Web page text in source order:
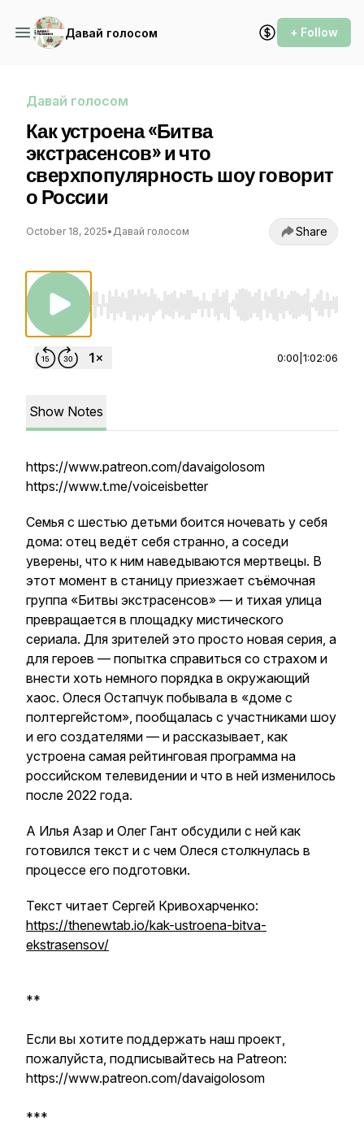
Давай голосом + Follow
Давай голосом
Как устроена «Битва
экстрасенсов» и что
сверхпопулярность шоу говорит
о России
October 18, 2025• Давай голосом Share
Use Left/Right to seek, Home/End to jump
0:00 1:02:06
Show Notes
https://www.patreon.com/davaigolosom
https://www.t.me/voiceisbetter
Семья с шестью детьми боится ночевать у себя
дома: отец ведёт себя странно, а соседи
уверены, что к ним наведываются мертвецы. В
этот момент в станицу приезжает съёмочная
группа «Битвы экстрасенсов» — и тихая улица
превращается в площадку мистического
сериала. Для зрителей это просто новая серия, а
для героев — попытка справиться со страхом и
внести хоть немного порядка в окружающий
хаос. Олеся Остапчук побывала в «доме с
полтергейстом», пообщалась с участниками шоу
и его создателями — и рассказывает, как
устроена самая рейтинговая программа на
российском телевидении и что в ней изменилось
после 2022 года.
А Илья Азар и Олег Гант обсудили с ней как
готовился текст и с чем Олеся столкнулась в
процессе его подготовки.
Текст читает Сергей Кривохарченко:
https://thenewtab.io/kak-ustroena-bitva-
ekstrasensov/
**
Если вы хотите поддержать наш проект,
пожалуйста, подписывайтесь на Patreon:
https://www.patreon.com/davaigolosom
***